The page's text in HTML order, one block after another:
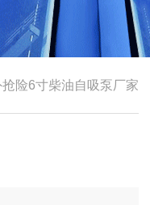
抢险6寸柴油自吸泵厂家